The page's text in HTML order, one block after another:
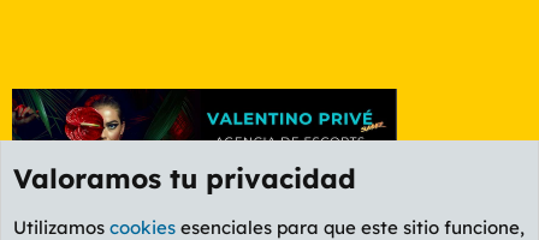
Valoramos tu privacidad
Utilizamos cookies esenciales para que este sitio funcione,